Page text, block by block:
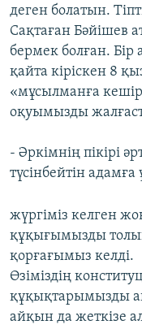
деген болатын.
Сақтаған Бәйішев
бермек болған. Бір
қайта кіріскен 8
«мұсылманға
оқуымызды
- Әркімнің пікірі
түсінбейтін
жүргіміз келген
құқығымызды
қорғағымыз келді.
Өзіміздің
құқықтарымызды
айқын да жеткізе